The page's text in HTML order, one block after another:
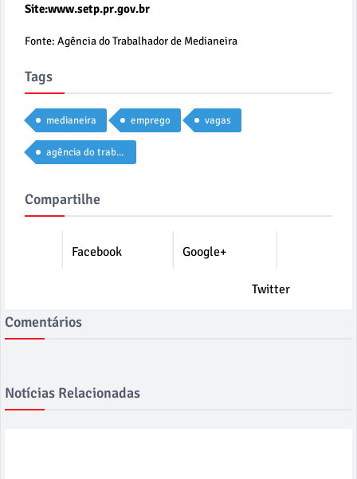
Site:www.setp.pr.gov.br
Fonte: Agência do Trabalhador de Medianeira
Tags
medianeira emprego vagas
agência do trabalhador
Compartilhe
Facebook Google+
Twitter
Comentários
Notícias Relacionadas